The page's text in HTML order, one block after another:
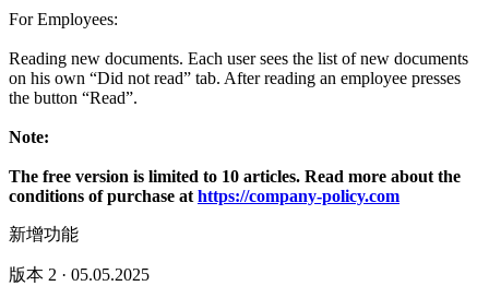
For Employees:
Reading new documents. Each user sees the list of new documents
on his own “Did not read” tab. After reading an employee presses
the button “Read”.
Note:
The free version is limited to 10 articles. Read more about the
conditions of purchase athttps://company-policy.com
新增功能
版本 2 · 05.05.2025